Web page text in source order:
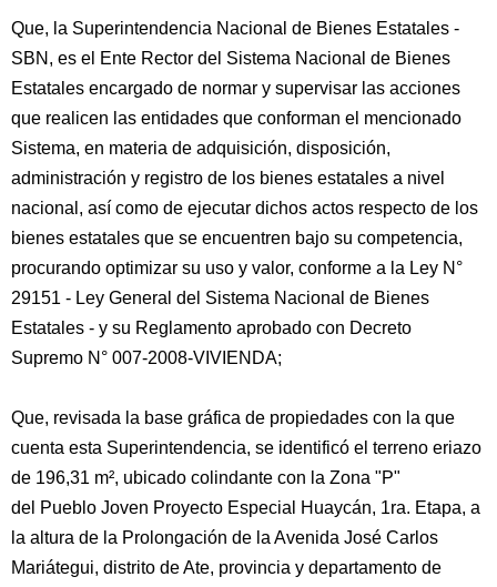
Que, la Superintendencia Nacional de Bienes Estatales -
SBN, es el Ente Rector del Sistema Nacional de Bienes
Estatales encargado de normar y supervisar las acciones
que realicen las entidades que conforman el mencionado
Sistema, en materia de adquisición, disposición,
administración y registro de los bienes estatales a nivel
nacional, así como de ejecutar dichos actos respecto de los
bienes estatales que se encuentren bajo su competencia,
procurando optimizar su uso y valor, conforme a la Ley N°
29151 - Ley General del Sistema Nacional de Bienes
Estatales - y su Reglamento aprobado con Decreto
Supremo N° 007-2008-VIVIENDA;
Que, revisada la base gráfica de propiedades con la que
cuenta esta Superintendencia, se identificó el terreno eriazo
de 196,31 m², ubicado colindante con la Zona "P"
del Pueblo Joven Proyecto Especial Huaycán, 1ra. Etapa, a
la altura de la Prolongación de la Avenida José Carlos
Mariátegui, distrito de Ate, provincia y departamento de